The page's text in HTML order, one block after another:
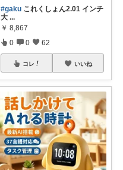
#gaku これくしょん2.01 インチ
大 ...
￥ 8,867
0 0 62
コレ いいね